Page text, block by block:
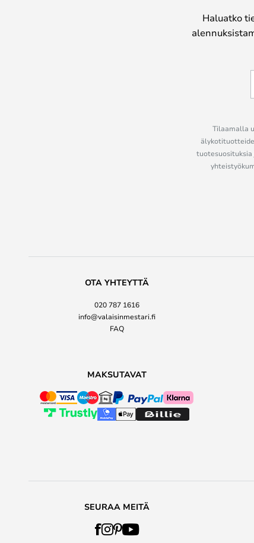
Haluatko
Tilaamalla
OTA YHTEYTTÄ
020 787 1616
info@valaisinmestari.fi
FAQ
MAKSUTAVAT
SEURAA MEITÄ